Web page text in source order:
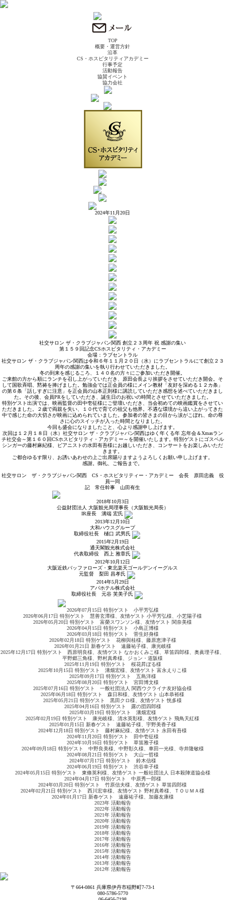
TOP
概要・運営方針
沿革
CS・ホスピタリティアカデミー
行事予定
活動報告
協賛イベント
協力会社
2024年11月20日
社交サロン ザ・クラブジャパン関西 創立２３周年 祝 感謝の集い
第１５９回記念CSホスピタリティ・アカデミー
会場：ラブセントラル
社交サロン ザ・クラブジャパン関西は令和６年１１月２０日（水）にラブセントラルにて創立２３
周年の感謝の集いを執り行わせていただきました。
冬の到来を感じるころ、１４０名の方々にご参加いただき開催。
ご来館の方から順にランチを召し上がっていただき、原田会長より挨拶をさせていただき開会。そ
して国歌斉唱、黙祷を捧げました。勉強会では正会員の様にメイン教材「友好を深める１２カ条」
の第６条「話しすぎに注意」を正会員の山本正則様に講読していただき感想を述べていただきまし
た。その後、会員PRをしていただき、誕生日のお祝いの時間とさせていただきました。
特別ゲスト出演では、映画監督の田中壱征様にご登壇いただき、当会初めての映画鑑賞をさせてい
ただきました。２歳で両親を失い、１０代で育ての祖父も他界。不遇な環境から這い上がってきた
中で感じた命の大切さが映画に込められていました。参加者の皆さまの目から涙がこぼれ、命の尊
さに心のスイッチが入った時間となりました。
今回も盛会になりましたこと、心より感謝申し上げます。
次回は１２月１８日（水）社交サロン ザ・クラブジャパン関西はゆく年くる年 忘年会＆Xmasラン
チ社交会～第１６０回CSホスピタリティ・アカデミー～を開催いたします。特別ゲストにゴスペル
シンガーの藤村麻紀様、ピアニストの水田有吾様にお越しいただき、コンサートをお楽しみいただ
きます。
ご都合ゆるす限り、お誘いあわせの上ご出席賜りますようよろしくお願い申し上げます。
感謝。御礼、ご報告まで。
社交サロン ザ・クラブジャパン関西 CS・ホスピタリティー・アカデミー 会長 原田忠義 役
員一同
記 常任幹事 山田有生
2018年10月3日
公益財団法人 大阪観光局理事長（大阪観光局長）
IR座長 溝端 宏氏
2013年12月10日
大和ハウスグループ
取締役社長 樋口 武男氏
2015年2月19日
通天閣観光株式会社
代表取締役 西上 雅章氏
2012年10月12日
大阪近鉄バッファローズ・東北楽天ゴールデンイーグルス
元監督 梨田 昌孝氏
2014年5月29日
アパホテル株式会社
取締役社長 元谷 芙美子氏
2026年07月15日 特別ゲスト 小平芳弘様
2026年06月17日 特別ゲスト 慧善玄潭様、友情ゲスト 小平芳弘様、小芝陽子様
2026年05月20日 特別ゲスト 富榮スワンソン様、友情ゲスト 関奈美様
2026年04月15日 特別ゲスト 小島正博様
2026年03月18日 特別ゲスト 菅生好身様
2026年02月18日 特別ゲスト 花柳與桂様、藤原恵津子様
2026年01月21日 新春ゲスト 遠藤祐子様、康光岐様
2025年12月17日 特別ゲスト 西原明良様、友情ゲスト なかおくみこ様、草笛四郎様、奥眞理子様、
平野郷三角様、野村真希様、ジョン・道阪様
2025年11月19日 特別ゲスト 桜花昇ぼる様
2025年10月15日 特別ゲスト 溝畑宏様、友情ゲスト 富永えりこ様
2025年09月17日 特別ゲスト 五島洋様
2025年08月20日 特別ゲスト 宮田博文様
2025年07月16日 特別ゲスト 一般社団法人 関西ウクライナ友好協会様
2025年06月18日 特別ゲスト 森日和様、友情ゲスト 山本恭裕様
2025年05月21日 特別ゲスト 黒田クロ様、友情ゲスト 恍多様
2025年04月16日 特別ゲスト 露の団四郎様
2025年03月19日 特別ゲスト 溝畑宏様
2025年02月19日 特別ゲスト 康光岐様、清水英彰様、友情ゲスト 飛鳥天紅様
2025年01月15日 新春ゲスト 遠藤祐子様、宇野美香子様
2024年12月18日 特別ゲスト 藤村麻紀様、友情ゲスト 永田有吾様
2024年11月20日 特別ゲスト 田中壱征様
2024年10月16日 特別ゲスト 草笛雅子様
2024年09月18日 特別ゲスト 中野良美様、中野彰久様、車田一光様、寺井隆敏様
2024年08月21日 特別ゲスト 大山一哲様
2024年07月17日 特別ゲスト 鈴木信様
2024年06月19日 特別ゲスト 渋谷幸子様
2024年05月15日 特別ゲスト 東條英利様、友情ゲスト 一般社団法人 日本殺陣道協会様
2024年04月17日 特別ゲスト 中原秀一郎様
2024年03月20日 特別ゲスト 竹原信夫様、友情ゲスト 草笛四郎様
2024年02月21日 特別ゲスト 西川宏幸様、友情ゲスト 野村真希様、ＴＯＵＭＡ様
2024年01月17日 新春ゲスト 遠藤祐子様、加藤友康様
2023年 活動報告
2022年 活動報告
2021年 活動報告
2020年 活動報告
2019年 活動報告
2018年 活動報告
2017年 活動報告
2016年 活動報告
2015年 活動報告
2014年 活動報告
2013年 活動報告
2012年 活動報告
〒664-0861 兵庫県伊丹市稲野町7-73-1
080-5786-5770